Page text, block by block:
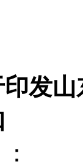
发